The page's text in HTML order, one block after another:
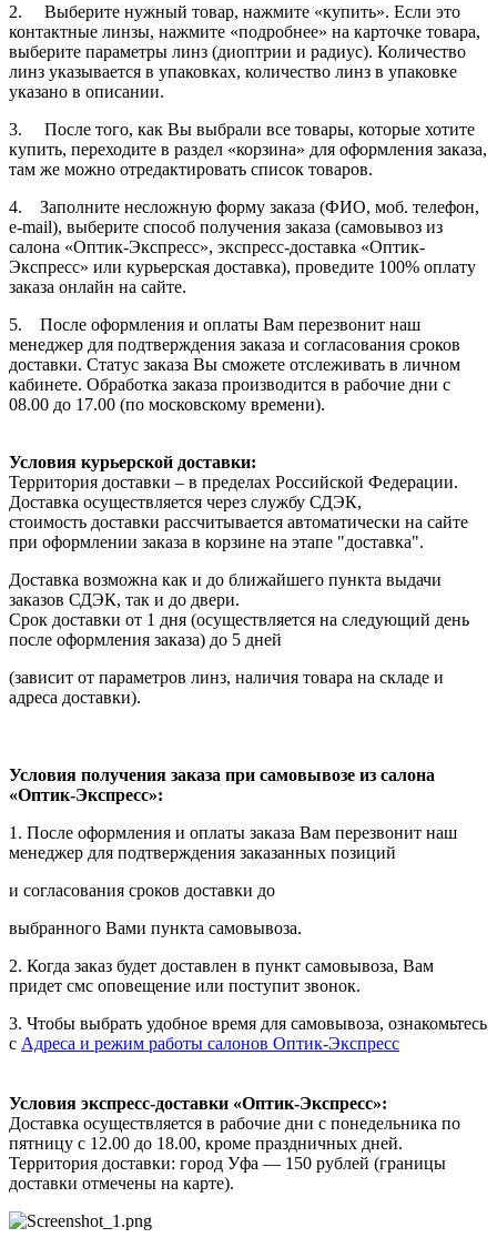
2. Выберите нужный товар, нажмите «купить». Если это
контактные линзы, нажмите «подробнее» на карточке товара,
выберите параметры линз (диоптрии и радиус). Количество
линз указывается в упаковках, количество линз в упаковке
указано в описании.
3. После того, как Вы выбрали все товары, которые хотите
купить, переходите в раздел «корзина» для оформления заказа,
там же можно отредактировать список товаров.
4. Заполните несложную форму заказа (ФИО, моб. телефон,
e-mail), выберите способ получения заказа (самовывоз из
салона «Оптик-Экспресс», экспресс-доставка «Оптик-
Экспресс» или курьерская доставка), проведите 100% оплату
заказа онлайн на сайте.
5. После оформления и оплаты Вам перезвонит наш
менеджер для подтверждения заказа и согласования сроков
доставки. Статус заказа Вы сможете отслеживать в личном
кабинете. Обработка заказа производится в рабочие дни с
08.00 до 17.00 (по московскому времени).
Условия курьерской доставки:
Территория доставки – в пределах Российской Федерации.
Доставка осуществляется через службу СДЭК,
стоимость доставки рассчитывается автоматически на сайте
при оформлении заказа в корзине на этапе "доставка".
Доставка возможна как и до ближайшего пункта выдачи
заказов СДЭК, так и до двери.
Срок доставки от 1 дня (осуществляется на следующий день
после оформления заказа) до 5 дней
(зависит от параметров линз, наличия товара на складе и
адреса доставки).
Условия получения заказа при самовывозе из салона
«Оптик-Экспресс»:
1. После оформления и оплаты заказа Вам перезвонит наш
менеджер для подтверждения заказанных позиций
и согласования сроков доставки до
выбранного Вами пункта самовывоза.
2. Когда заказ будет доставлен в пункт самовывоза, Вам
придет смс оповещение или поступит звонок.
3. Чтобы выбрать удобное время для самовывоза, ознакомьтесь
с Адреса и режим работы салонов Оптик-Экспресс
Условия экспресс-доставки «Оптик-Экспресс»:
Доставка осуществляется в рабочие дни с понедельника по
пятницу с 12.00 до 18.00, кроме праздничных дней.
Территория доставки: город Уфа — 150 рублей (границы
доставки отмечены на карте).